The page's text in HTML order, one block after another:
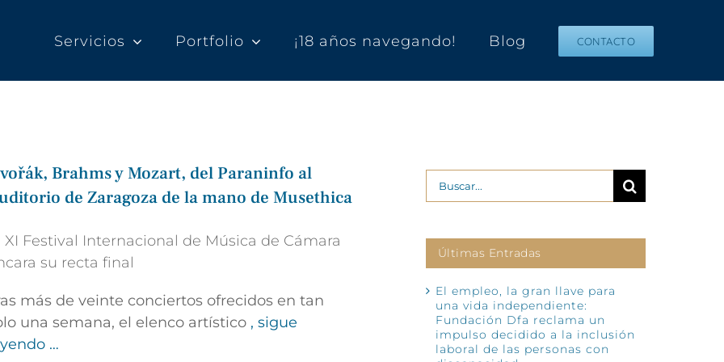
Servicios Portfolio ¡18 años navegando! Blog CONTACTO
Brahms y Mozart, del Paraninfo al
de Zaragoza de la mano de Musethica
XI Festival Internacional de Música de Cámara
su recta final
más de veinte conciertos ofrecidos en tan
una semana, el elenco artístico , sigue
…
Buscar:
Últimas Entradas
El empleo, la gran llave para
una vida independiente:
Fundación Dfa reclama un
impulso decidido a la inclusión
laboral de las personas con